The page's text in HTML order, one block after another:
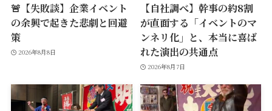
🚨【失敗談】企業イベント
の余興で起きた悲劇と回避
策
2026年8月8日
【自社調べ】幹事の約8割
が直面する「イベントのマ
ンネリ化」と、本当に喜ば
れた演出の共通点
2026年8月7日